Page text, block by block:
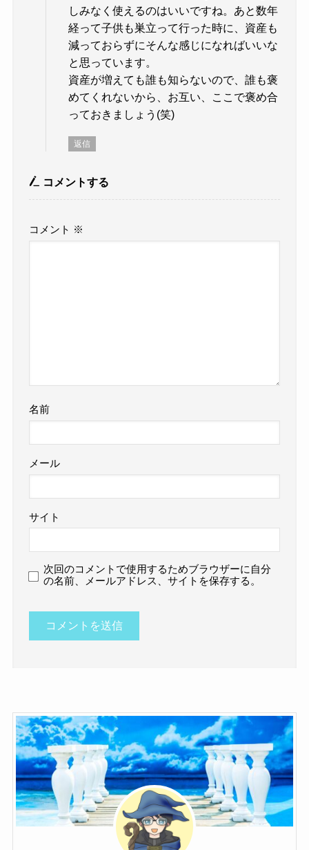
しみなく使えるのはいいですね。あと数年
経って子供も巣立って行った時に、資産も
減っておらずにそんな感じになればいいな
と思っています。
資産が増えても誰も知らないので、誰も褒
めてくれないから、お互い、ここで褒め合
っておきましょう(笑)
返信
コメントする
コメント ※
名前
メール
サイト
次回のコメントで使用するためブラウザーに自分
の名前、メールアドレス、サイトを保存する。